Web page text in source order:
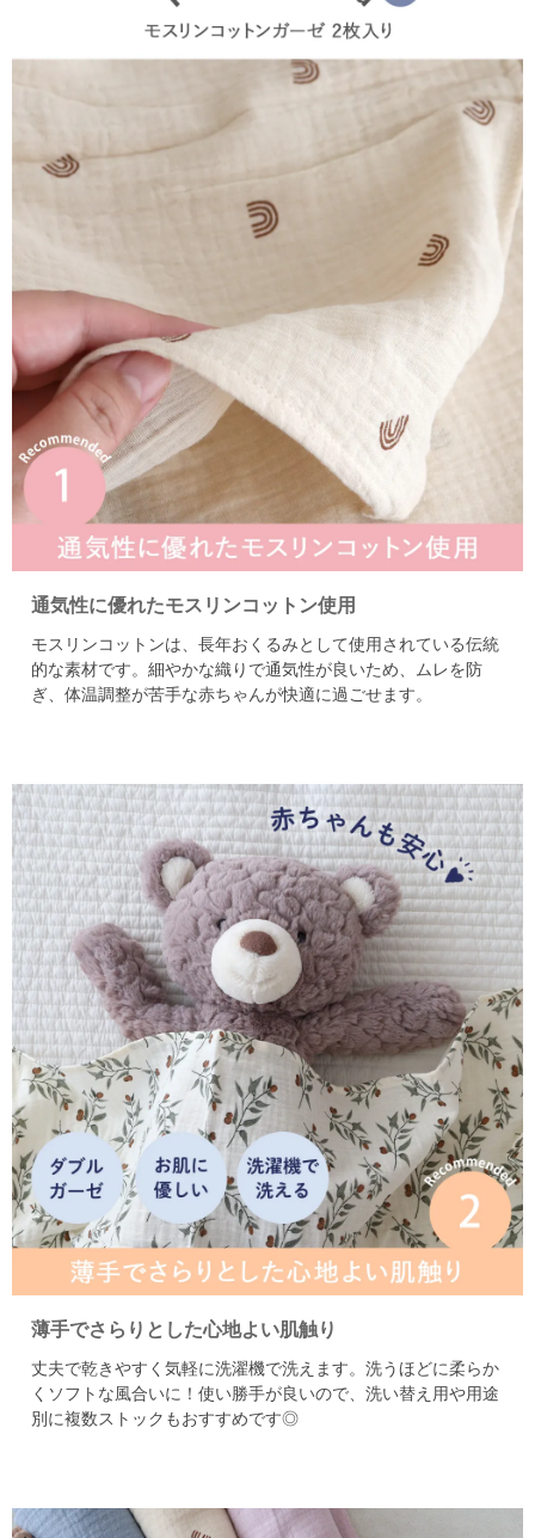
通気性に優れたモスリンコットン使用
モスリンコットンは、長年おくるみとして使用されている伝統
的な素材です。 細やかな織りで通気性が良いため、ムレを防
ぎ、 体温調整が苦手な赤ちゃんが快適に過ごせます。
薄手でさらりとした心地よい肌触り
丈夫で乾きやすく気軽に洗濯機で洗えます。洗うほどに柔らか
くソフトな風合いに！ 使い勝手が良いので、洗い替え用や用途
別に複数ストックもおすすめです◎